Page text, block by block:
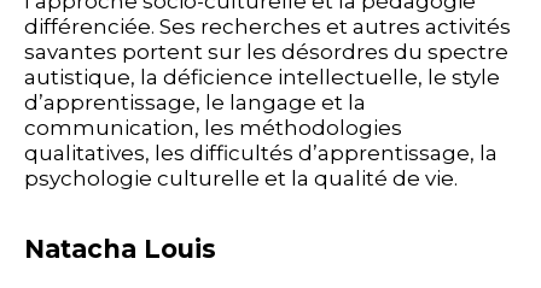
différenciée. Ses recherches et autres activités
savantes portent sur les désordres du spectre
autistique, la déficience intellectuelle, le style
d’apprentissage, le langage et la
communication, les méthodologies
qualitatives, les difficultés d’apprentissage, la
psychologie culturelle et la qualité de vie.
Natacha Louis